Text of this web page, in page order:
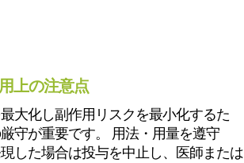
上の注意点
大化し副作用リスクを最小化するた
守が重要です。 用法・用量を遵守
した場合は投与を中止し、医師または